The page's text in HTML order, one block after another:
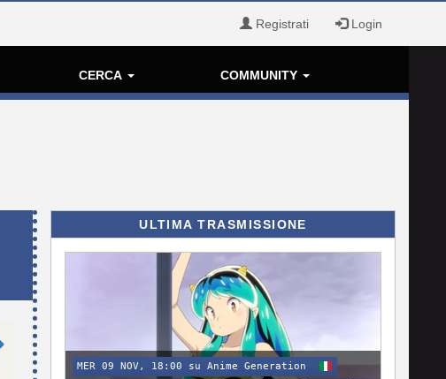
Registrati Login
CERCA COMMUNITY
ULTIMA TRASMISSIONE
MER 09 NOV, 18:00 su Anime Generation